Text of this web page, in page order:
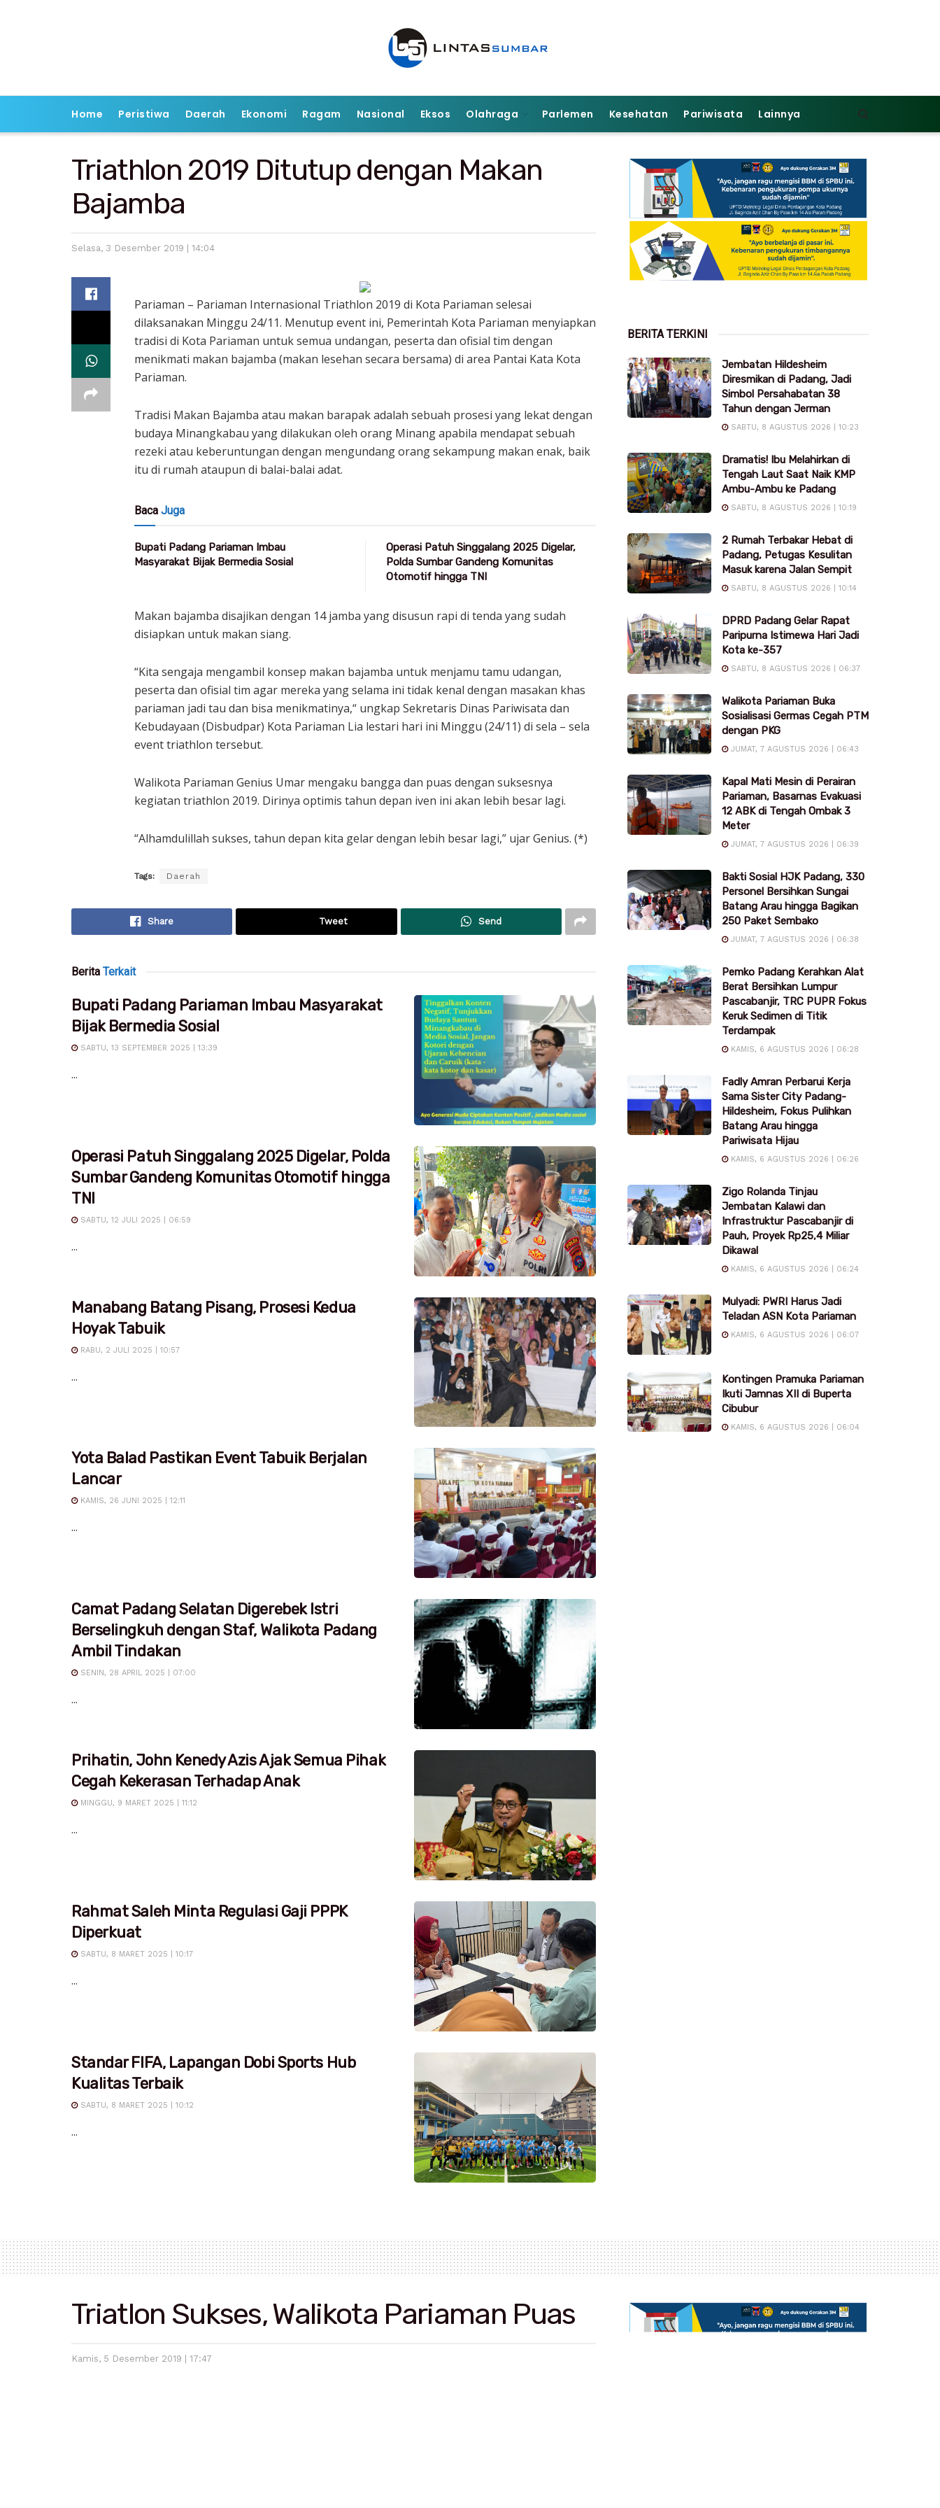
Home Peristiwa Daerah Ekonomi Ragam Nasional Eksos Olahraga Parlemen Kesehatan Pariwisata Lainnya
Triathlon 2019 Ditutup dengan Makan
Bajamba
Selasa, 3 Desember 2019 | 14:04
Pariaman – Pariaman Internasional Triathlon 2019 di Kota Pariaman selesai
dilaksanakan Minggu 24/11. Menutup event ini, Pemerintah Kota Pariaman menyiapkan
tradisi di Kota Pariaman untuk semua undangan, peserta dan ofisial tim dengan
menikmati makan bajamba (makan lesehan secara bersama) di area Pantai Kata Kota
Pariaman.
Tradisi Makan Bajamba atau makan barapak adalah sebuah prosesi yang lekat dengan
budaya Minangkabau yang dilakukan oleh orang Minang apabila mendapat sebuah
rezeki atau keberuntungan dengan mengundang orang sekampung makan enak, baik
itu di rumah ataupun di balai-balai adat.
Baca Juga
Bupati Padang Pariaman Imbau
Masyarakat Bijak Bermedia Sosial
Operasi Patuh Singgalang 2025 Digelar,
Polda Sumbar Gandeng Komunitas
Otomotif hingga TNI
Makan bajamba disajikan dengan 14 jamba yang disusun rapi di tenda yang sudah
disiapkan untuk makan siang.
“Kita sengaja mengambil konsep makan bajamba untuk menjamu tamu udangan,
peserta dan ofisial tim agar mereka yang selama ini tidak kenal dengan masakan khas
pariaman jadi tau dan bisa menikmatinya,“ ungkap Sekretaris Dinas Pariwisata dan
Kebudayaan (Disbudpar) Kota Pariaman Lia lestari hari ini Minggu (24/11) di sela – sela
event triathlon tersebut.
Walikota Pariaman Genius Umar mengaku bangga dan puas dengan suksesnya
kegiatan triathlon 2019. Dirinya optimis tahun depan iven ini akan lebih besar lagi.
“Alhamdulillah sukses, tahun depan kita gelar dengan lebih besar lagi,” ujar Genius. (*)
Tags: Daerah
Share Tweet Send
Berita Terkait
Bupati Padang Pariaman Imbau Masyarakat
Bijak Bermedia Sosial
SABTU, 13 SEPTEMBER 2025 | 13:39
...
Operasi Patuh Singgalang 2025 Digelar, Polda
Sumbar Gandeng Komunitas Otomotif hingga
TNI
SABTU, 12 JULI 2025 | 06:59
...
Manabang Batang Pisang, Prosesi Kedua
Hoyak Tabuik
RABU, 2 JULI 2025 | 10:57
...
Yota Balad Pastikan Event Tabuik Berjalan
Lancar
KAMIS, 26 JUNI 2025 | 12:11
...
Camat Padang Selatan Digerebek Istri
Berselingkuh dengan Staf, Walikota Padang
Ambil Tindakan
SENIN, 28 APRIL 2025 | 07:00
...
Prihatin, John Kenedy Azis Ajak Semua Pihak
Cegah Kekerasan Terhadap Anak
MINGGU, 9 MARET 2025 | 11:12
...
Rahmat Saleh Minta Regulasi Gaji PPPK
Diperkuat
SABTU, 8 MARET 2025 | 10:17
...
Standar FIFA, Lapangan Dobi Sports Hub
Kualitas Terbaik
SABTU, 8 MARET 2025 | 10:12
...
BERITA TERKINI
Jembatan Hildesheim
Diresmikan di Padang, Jadi
Simbol Persahabatan 38
Tahun dengan Jerman
SABTU, 8 AGUSTUS 2026 | 10:23
Dramatis! Ibu Melahirkan di
Tengah Laut Saat Naik KMP
Ambu-Ambu ke Padang
SABTU, 8 AGUSTUS 2026 | 10:19
2 Rumah Terbakar Hebat di
Padang, Petugas Kesulitan
Masuk karena Jalan Sempit
SABTU, 8 AGUSTUS 2026 | 10:14
DPRD Padang Gelar Rapat
Paripurna Istimewa Hari Jadi
Kota ke-357
SABTU, 8 AGUSTUS 2026 | 06:37
Walikota Pariaman Buka
Sosialisasi Germas Cegah PTM
dengan PKG
JUMAT, 7 AGUSTUS 2026 | 06:43
Kapal Mati Mesin di Perairan
Pariaman, Basarnas Evakuasi
12 ABK di Tengah Ombak 3
Meter
JUMAT, 7 AGUSTUS 2026 | 06:39
Bakti Sosial HJK Padang, 330
Personel Bersihkan Sungai
Batang Arau hingga Bagikan
250 Paket Sembako
JUMAT, 7 AGUSTUS 2026 | 06:38
Pemko Padang Kerahkan Alat
Berat Bersihkan Lumpur
Pascabanjir, TRC PUPR Fokus
Keruk Sedimen di Titik
Terdampak
KAMIS, 6 AGUSTUS 2026 | 06:28
Fadly Amran Perbarui Kerja
Sama Sister City Padang-
Hildesheim, Fokus Pulihkan
Batang Arau hingga
Pariwisata Hijau
KAMIS, 6 AGUSTUS 2026 | 06:26
Zigo Rolanda Tinjau
Jembatan Kalawi dan
Infrastruktur Pascabanjir di
Pauh, Proyek Rp25,4 Miliar
Dikawal
KAMIS, 6 AGUSTUS 2026 | 06:24
Mulyadi: PWRI Harus Jadi
Teladan ASN Kota Pariaman
KAMIS, 6 AGUSTUS 2026 | 06:07
Kontingen Pramuka Pariaman
Ikuti Jamnas XII di Buperta
Cibubur
KAMIS, 6 AGUSTUS 2026 | 06:04
Triatlon Sukses, Walikota Pariaman Puas
Kamis, 5 Desember 2019 | 17:47